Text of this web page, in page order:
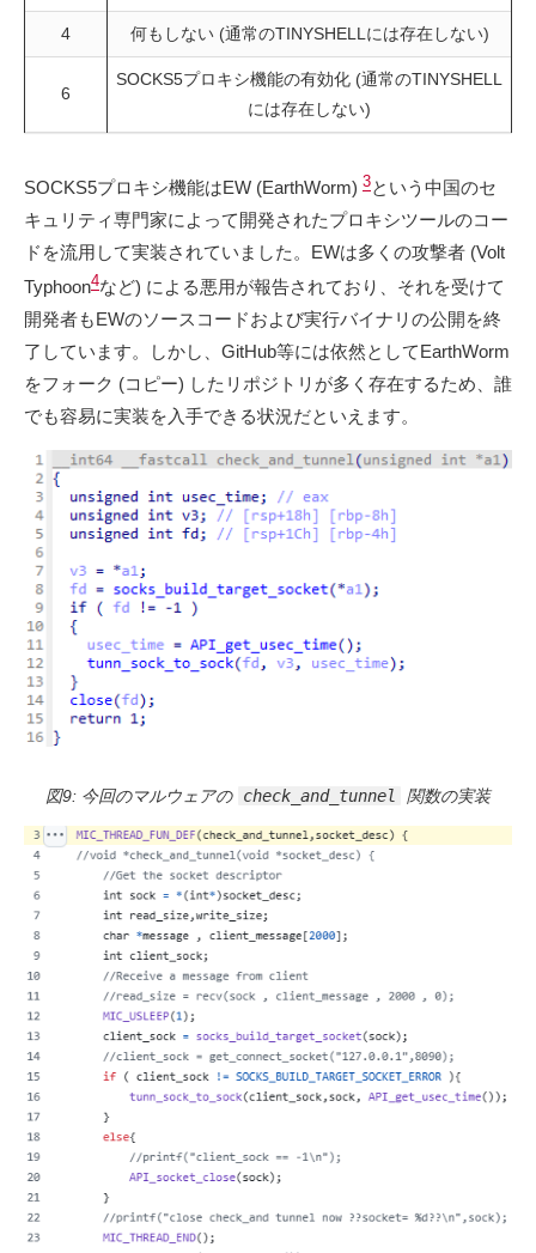
4 何もしない (通常のTINYSHELLには存在しない)
6
SOCKS5プロキシ機能の有効化 (通常のTINYSHELL
には存在しない)
SOCKS5プロキシ機能はEW (EarthWorm) 3という中国のセ
キュリティ専門家によって開発されたプロキシツールのコー
ドを流用して実装されていました。EWは多くの攻撃者 (Volt
Typhoon4など) による悪用が報告されており、それを受けて
開発者もEWのソースコードおよび実行バイナリの公開を終
了しています。しかし、GitHub等には依然としてEarthWorm
をフォーク (コピー) したリポジトリが多く存在するため、誰
でも容易に実装を入手できる状況だといえます。
図9: 今回のマルウェアの check_and_tunnel 関数の実装